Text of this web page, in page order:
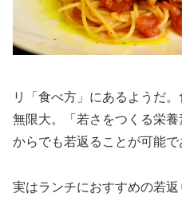
リ「食べ方」にあるようだ
無限大。「若さをつくる栄
からでも若返ることが可能
実はランチにおすすめの若